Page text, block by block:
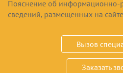
Пояснение об информационно-
сведений, размещенных на сайте
Вызов
Заказать
ЛАРЬ МОРОЗИЛЬНЫЙ
POZIS ММ-180/20/35